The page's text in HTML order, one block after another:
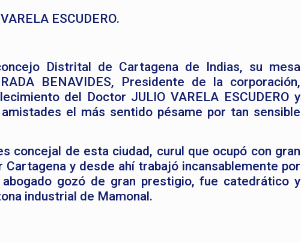
ESCUDERO.
Distrital de Cartagena de Indias, su mesa
BENAVIDES, Presidente de la corporación,
del Doctor JULIO VARELA ESCUDERO y
el más sentido pésame por tan sensible
concejal de esta ciudad, curul que ocupó con gran
y desde ahí trabajó incansablemente por
gozó de gran prestigio, fue catedrático y
industrial de Mamonal.